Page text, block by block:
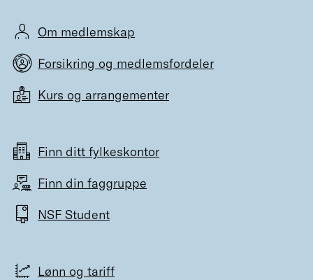
Om medlemskap
Forsikring og medlemsfordeler
Kurs og arrangementer
Finn ditt fylkeskontor
Finn din faggruppe
NSF Student
Lønn og tariff